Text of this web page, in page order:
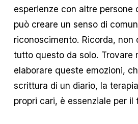
esperienze con altre persone
può creare un senso di
riconoscimento. Ricorda, non
tutto questo da solo. Trovare
elaborare queste emozioni,
scrittura di un diario, la
propri cari, è essenziale per il